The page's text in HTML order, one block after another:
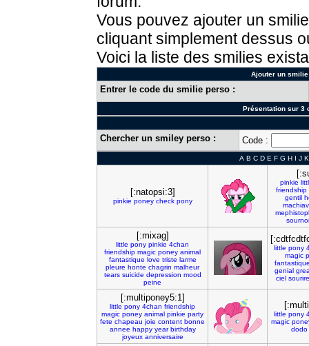
Vous pouvez ajouter un
cliquant simplement dessus
Voici la liste des smilies
Ajouter un
Entrer le code du smilie perso :
Présentation sur 3
Chercher un smiley perso : Code :
A B C D E F G H I J K
[:natopsi:3]
pinkie poney check pony
pinkie
friendship
gentil
[:mixag]
little pony pinkie 4chan
friendship magic poney animal
fantastique love triste larme
pleure honte chagrin malheur
tears suicide depression mood
peine
little pony
magic
genial
ciel sourire
[:multiponey5:1]
little pony 4chan friendship
magic poney animal pinkie party
fete chapeau joie content bonne
annee happy year birthday
joyeux anniversaire
little pony
magic
dodo